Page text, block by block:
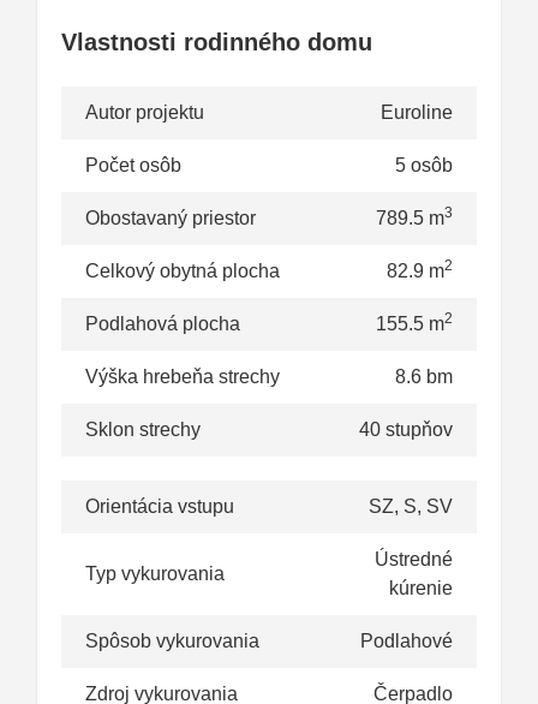
Vlastnosti rodinného domu
Autor projektu Euroline
Počet osôb 5 osôb
Obostavaný priestor 789.5 m3
Celkový obytná plocha 82.9 m2
Podlahová plocha 155.5 m2
Výška hrebeňa strechy 8.6 bm
Sklon strechy 40 stupňov
Orientácia vstupu SZ, S, SV
Typ vykurovania
Ústredné
kúrenie
Spôsob vykurovania Podlahové
Zdroj vykurovania Čerpadlo